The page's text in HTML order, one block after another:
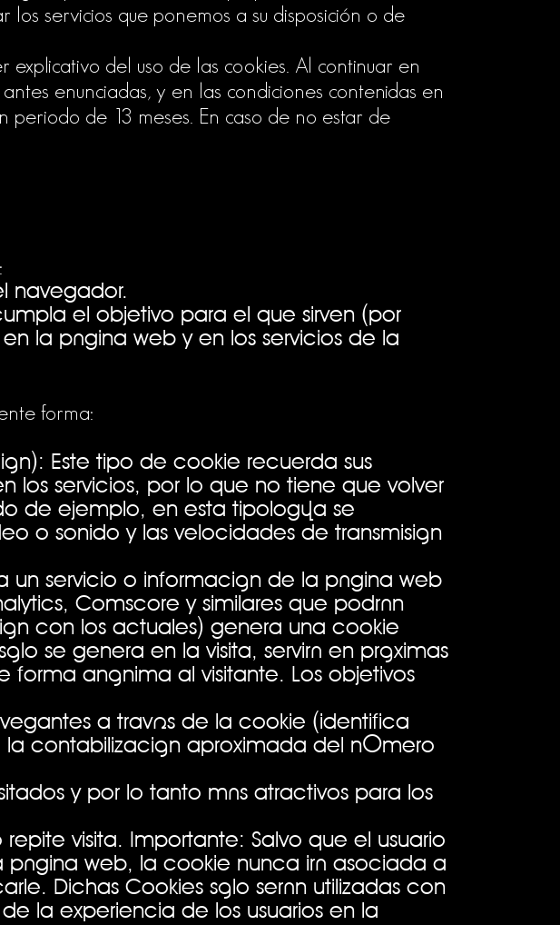
servicios que ponemos a su disposición o de
del uso de las cookies. Al continuar en
enunciadas, y en las condiciones contenidas en
periodo de 13 meses. En caso de no estar de
navegador.
el objetivo para el que sirven (por
la página web y en los servicios de la
forma:
Este tipo de cookie recuerda sus
los servicios, por lo que no tiene que volver
de ejemplo, en esta tipología se
o sonido y las velocidades de transmisión
un servicio o información de la página web
Comscore y similares que podrán
con los actuales) genera una cookie
se genera en la visita, servirá en próximas
forma anónima al visitante. Los objetivos
a través de la cookie (identifica
la contabilización aproximada del número
y por lo tanto más atractivos para los
visita. Importante: Salvo que el usuario
web, la cookie nunca irá asociada a
Dichas Cookies sólo serán utilizadas con
la experiencia de los usuarios en la